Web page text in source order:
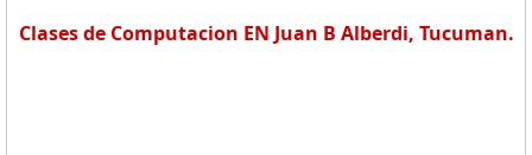
Clases de Computacion EN Juan B Alberdi, Tucuman.